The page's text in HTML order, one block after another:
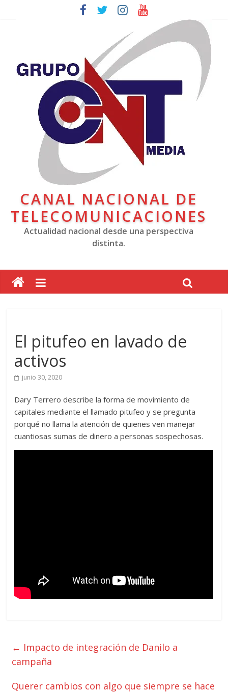
CANAL NACIONAL DE
TELECOMUNICACIONES
Actualidad nacional desde una perspectiva
distinta.
El pitufeo en lavado de
activos
junio 30, 2020
Dary Terrero describe la forma de movimiento de
capitales mediante el llamado pitufeo y se pregunta
porqué no llama la atención de quienes ven manejar
cuantiosas sumas de dinero a personas sospechosas.
← Impacto de integración de Danilo a
campaña
Querer cambios con algo que siempre se hace